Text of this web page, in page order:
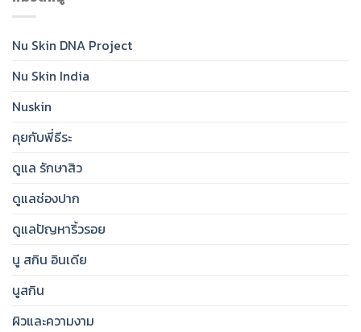
Glowing
Step
Nu Skin DNA Project
Nu Skin India
Nuskin
คุยกับพี่ธีระ
ดูแล รักษาสิว
ดูแลช่องปาก
ดูแลปัญหาริ้วรอย
นู สกิน อินเดีย
นูสกิน
ผิวและความงาม